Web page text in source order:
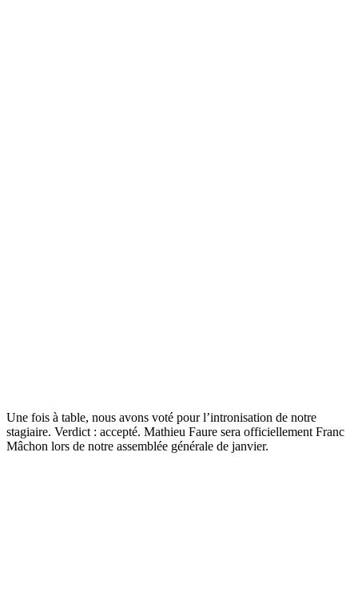
Une fois à table, nous avons voté pour l’intronisation de notre
stagiaire. Verdict : accepté. Mathieu Faure sera officiellement Franc
Mâchon lors de notre assemblée générale de janvier.